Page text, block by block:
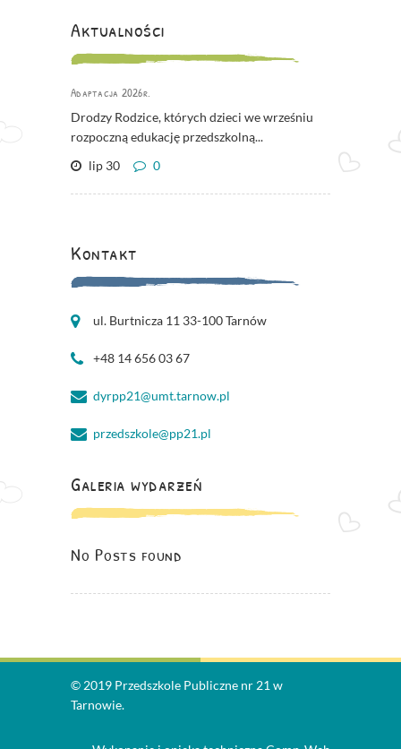
Aktualności
Adaptacja 2026r.
Drodzy Rodzice, których dzieci we wrześniu
rozpoczną edukację przedszkolną...
lip 30
0
Kontakt
ul. Burtnicza 11 33-100 Tarnów
+48 14 656 03 67
dyrpp21@umt.tarnow.pl
przedszkole@pp21.pl
Galeria wydarzeń
No Posts found
© 2019 Przedszkole Publiczne nr 21 w
Tarnowie.